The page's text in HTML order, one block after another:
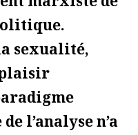
sexualité,
plaisir
l’analyse n’a